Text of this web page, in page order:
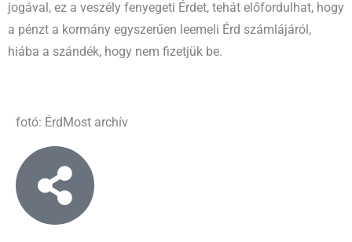
jogával, ez a veszély fenyegeti Érdet, tehát előfordulhat, hogy
a pénzt a kormány egyszerűen leemeli Érd számlájáról,
hiába a szándék, hogy nem fizetjük be.
fotó: ÉrdMost archív